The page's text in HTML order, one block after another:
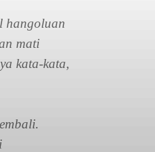
hangoluan
mati
kata-kata,